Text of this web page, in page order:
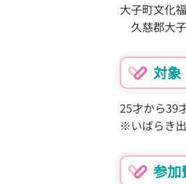
大子町文化
久慈郡大
対象
25才から39
※いばらき
参加